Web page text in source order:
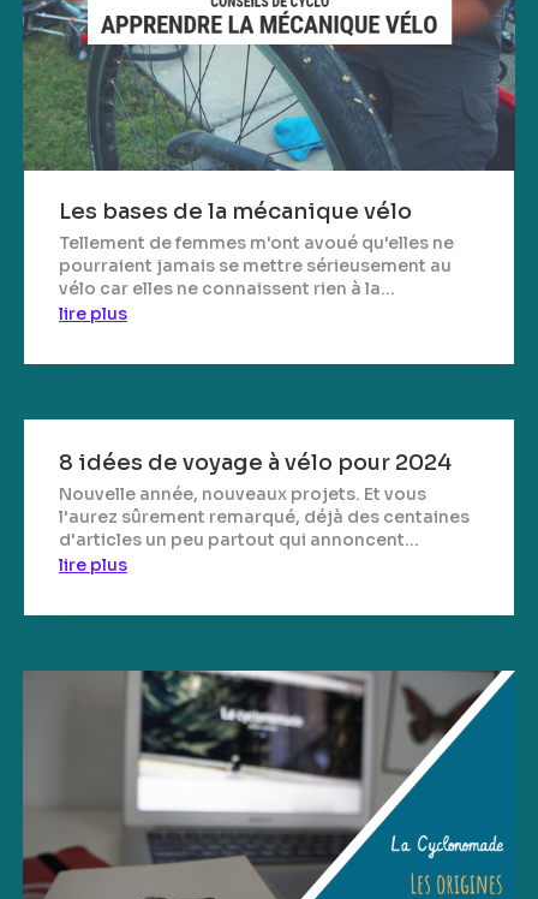
Les bases de la mécanique vélo
Tellement de femmes m'ont avoué qu'elles ne
pourraient jamais se mettre sérieusement au
vélo car elles ne connaissent rien à la...
lire plus
8 idées de voyage à vélo pour 2024
Nouvelle année, nouveaux projets. Et vous
l'aurez sûrement remarqué, déjà des centaines
d'articles un peu partout qui annoncent...
lire plus